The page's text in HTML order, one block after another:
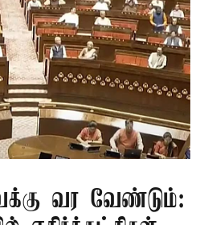
வர வேண்டும்: